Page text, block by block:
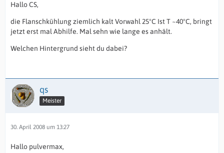
Hallo CS,
die Flanschkühlung ziemlich kalt Vorwahl 25°C Ist T ~40°C, bringt
jetzt erst mal Abhilfe. Mal sehn wie lange es anhält.
Welchen Hintergrund sieht du dabei?
qs
Meister
30. April 2008 um 13:27
Hallo pulvermax,